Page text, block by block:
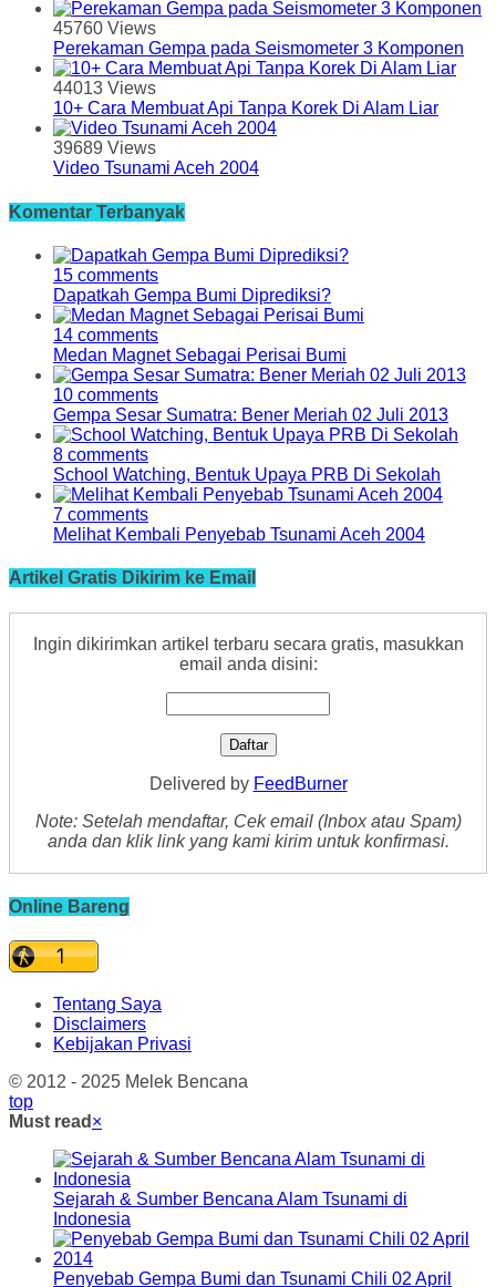
45760 Views
Perekaman Gempa pada Seismometer 3 Komponen
44013 Views
10+ Cara Membuat Api Tanpa Korek Di Alam Liar
39689 Views
Video Tsunami Aceh 2004
Komentar Terbanyak
15 comments
Dapatkah Gempa Bumi Diprediksi?
14 comments
Medan Magnet Sebagai Perisai Bumi
10 comments
Gempa Sesar Sumatra: Bener Meriah 02 Juli 2013
8 comments
School Watching, Bentuk Upaya PRB Di Sekolah
7 comments
Melihat Kembali Penyebab Tsunami Aceh 2004
Artikel Gratis Dikirim ke Email
Ingin dikirimkan artikel terbaru secara gratis, masukkan
email anda disini:
Delivered by FeedBurner
Note: Setelah mendaftar, Cek email (Inbox atau Spam)
anda dan klik link yang kami kirim untuk konfirmasi.
Online Bareng
Tentang Saya
Disclaimers
Kebijakan Privasi
© 2012 - 2025 Melek Bencana
top
Must read ×
Sejarah & Sumber Bencana Alam Tsunami di
Indonesia
Penyebab Gempa Bumi dan Tsunami Chili 02 April